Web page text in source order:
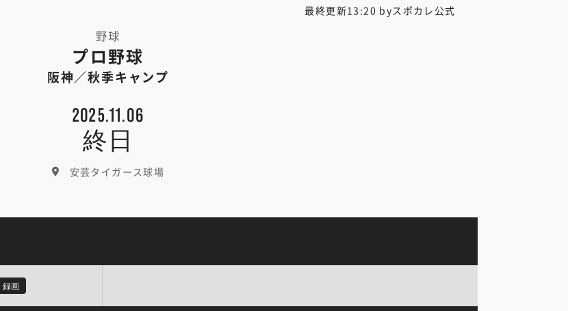
最終更新13:20 byスポカレ公式
野球
プロ野球
阪神／秋季キャンプ
2025.11.06
終日
安芸タイガース球場
録画